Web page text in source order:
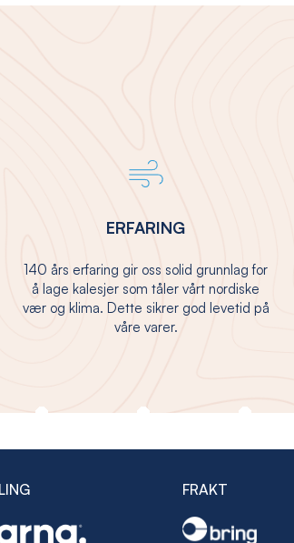
ERFARING
140 års erfaring gir oss solid grunnlag for
å lage kalesjer som tåler vårt nordiske
vær og klima. Dette sikrer god levetid på
våre varer.
FRAKT